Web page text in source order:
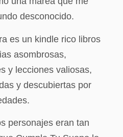
desconocido.
es un kindle rico libros
asombrosas,
y lecciones valiosas,
y descubiertas por
personajes eran tan